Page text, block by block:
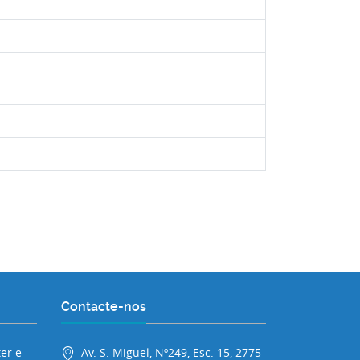
e
Contacte-nos
Av. S. Miguel, Nº249, Esc. 15, 2775-